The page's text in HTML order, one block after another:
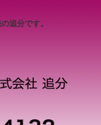
追分です。